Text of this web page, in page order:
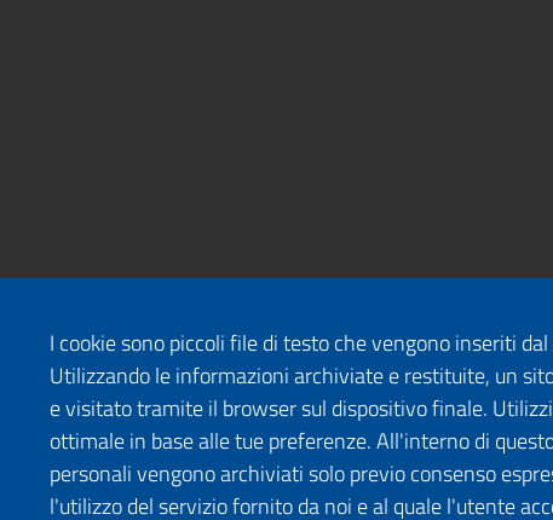
I cookie sono piccoli file di testo che vengono inseriti
Utilizzando le informazioni archiviate e restituite, un
e visitato tramite il browser sul dispositivo finale.
ottimale in base alle tue preferenze. All'interno di
personali vengono archiviati solo previo consenso
l'utilizzo del servizio fornito da noi e al quale l'utente